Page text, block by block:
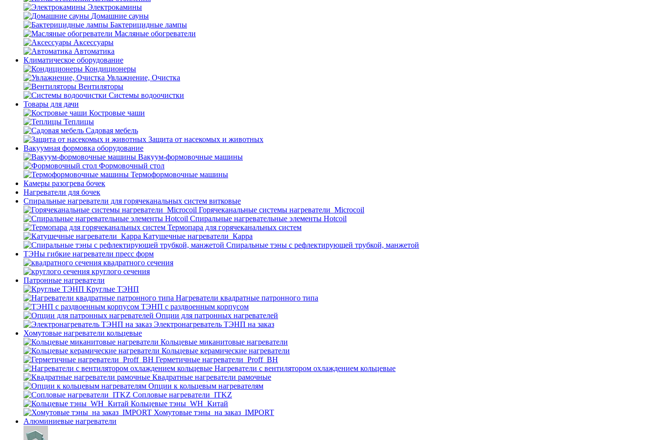
Электрокамины
Домашние сауны
Бактерицидные лампы
Масляные обогреватели
Аксессуары
Автоматика
Климатическое оборудование
Кондиционеры
Увлажнение, Очистка
Вентиляторы
Системы водоочистки
Товары для дачи
Костровые чаши
Теплицы
Садовая мебель
Защита от насекомых и животных
Вакуумная формовка оборудование
Вакуум-формовочные машины
Формовочный стол
Термоформовочные машины
Камеры разогрева бочек
Нагреватели для бочек
Спиральные нагреватели для горячеканальных систем витковые
Горячеканальные системы нагреватели_Microcoil
Спиральные нагревательные элементы Hotcoil
Термопара для горячеканальных систем
Катушечные нагреватели_Карра
Спиральные тэны с рефлектирующей трубкой, манжетой
ТЭНы гибкие нагреватели пресс форм
квадратного сечения
круглого сечения
Патронные нагреватели
Круглые ТЭНП
Нагреватели квадратные патронного типа
ТЭНП с раздвоенным корпусом
Опции для патронных нагревателей
Электронагреватель ТЭНП на заказ
Хомутовые нагреватели кольцевые
Кольцевые миканитовые нагреватели
Кольцевые керамические нагреватели
Герметичные нагреватели_Proff_BH
Нагреватели с вентилятором охлаждением кольцевые
Квадратные нагреватели рамочные
Опции к кольцевым нагревателям
Cопловые нагреватели_ITKZ
Кольцевые тэны_WH_Китай
Хомутовые тэны_на заказ_IMPORT
Алюминиевые нагреватели